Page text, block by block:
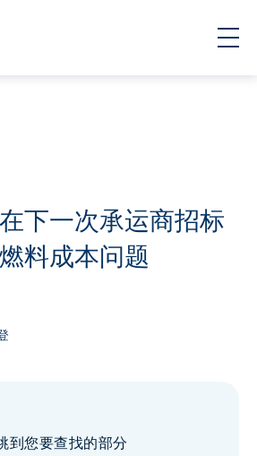
下一次承运商招标
料成本问题
到您要查找的部分